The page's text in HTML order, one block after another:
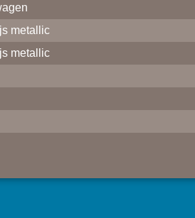
metallic
metallic